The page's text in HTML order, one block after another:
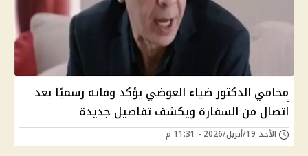
محامي الدكتور ضياء العوضي يؤكد وفاته رسميًا بعد
اتصال من السفارة ويكشف تفاصيل جديدة
الأحد 19/أبريل/2026 - 11:31 م